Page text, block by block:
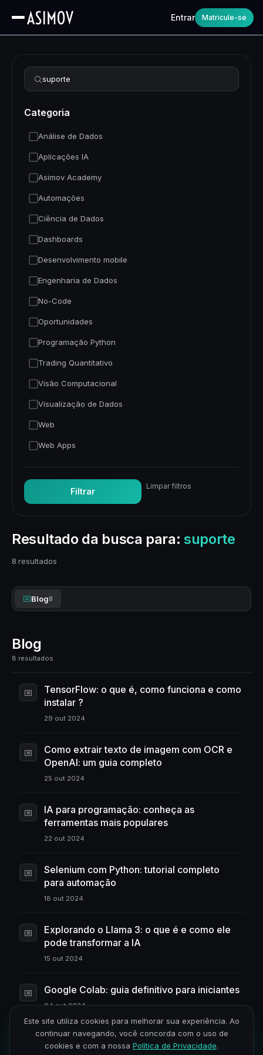
Entrar Matricule-se
Resultado da busca para:suporte
8 resultados
Blog8
Blog
8 resultados
TensorFlow: o que é, como funciona e como
instalar ?
29 out 2024
Como extrair texto de imagem com OCR e
OpenAI: um guia completo
25 out 2024
IA para programação: conheça as
ferramentas mais populares
22 out 2024
Selenium com Python: tutorial completo
para automação
18 out 2024
Explorando o Llama 3: o que é e como ele
pode transformar a IA
15 out 2024
Google Colab: guia definitivo para iniciantes
04 out 2024
Hello World: guia completo para iniciantes
em programação
Refinar busca
Categoria
Análise de Dados
Aplicações IA
Asimov Academy
Automações
Ciência de Dados
Dashboards
Desenvolvimento mobile
Engenharia de Dados
No-Code
Oportunidades
Programação Python
Trading Quantitativo
Visão Computacional
Visualização de Dados
Web
Web Apps
Filtrar
Limpar filtros
Este site utiliza cookies para melhorar sua experiência. Ao
continuar navegando, você concorda com o uso de
cookies e com a nossa Política de Privacidade.